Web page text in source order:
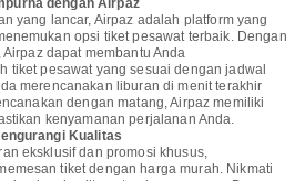
dengan Airpaz
yang lancar, Airpaz adalah platform yang
opsi tiket pesawat terbaik. Dengan
dapat membantu Anda
tiket pesawat yang sesuai dengan jadwal
merencanakan liburan di menit terakhir
dengan matang, Airpaz memiliki
kenyamanan perjalanan Anda.
Kualitas
eksklusif dan promosi khusus,
tiket dengan harga murah. Nikmati